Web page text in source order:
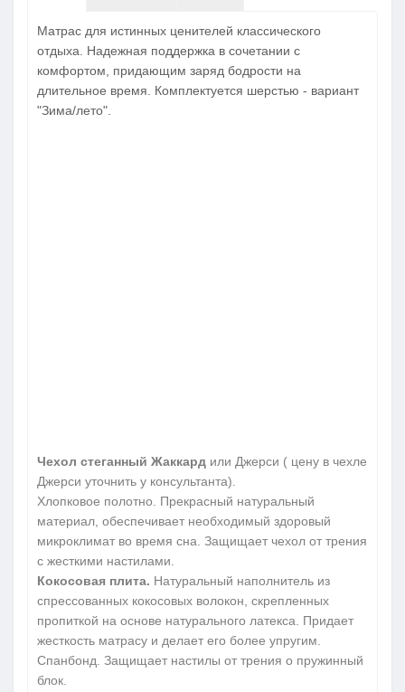
Матрас для истинных ценителей классического
отдыха. Надежная поддержка в сочетании с
комфортом, придающим заряд бодрости на
длительное время. Комплектуется шерстью - вариант
"Зима/лето".
Чехол стеганный Жаккард или Джерси ( цену в чехле
Джерси уточнить у консультанта).
Хлопковое полотно. Прекрасный натуральный
материал, обеспечивает необходимый здоровый
микроклимат во время сна. Защищает чехол от трения
с жесткими настилами.
Кокосовая плита. Натуральный наполнитель из
спрессованных кокосовых волокон, скрепленных
пропиткой на основе натурального латекса. Придает
жесткость матрасу и делает его более упругим.
Спанбонд. Защищает настилы от трения о пружинный
блок.